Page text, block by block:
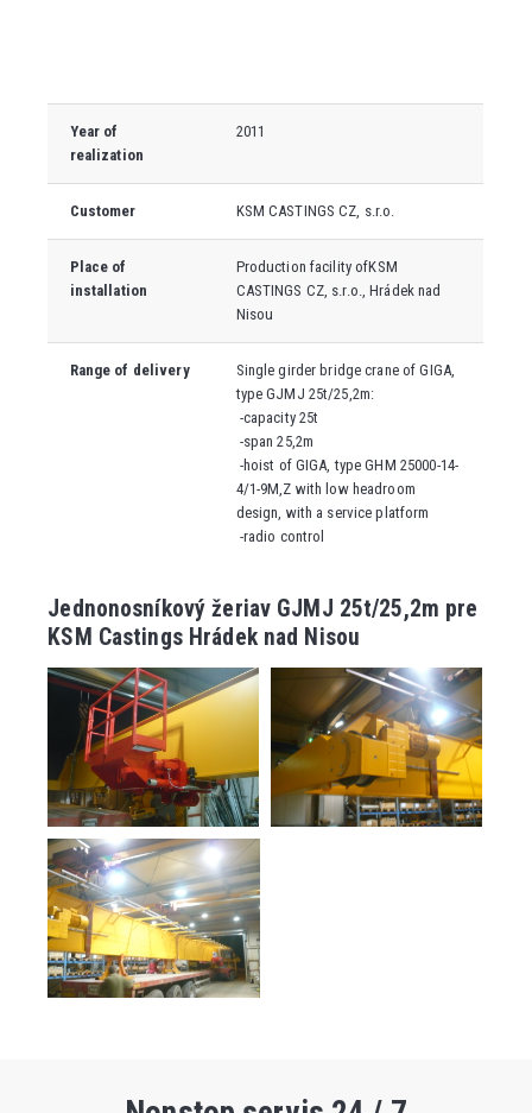
Year of
realization
2011
Customer KSM CASTINGS CZ, s.r.o.
Place of
installation
Production facility ofKSM
CASTINGS CZ, s.r.o., Hrádek nad
Nisou
Range of delivery
Single girder bridge crane of GIGA,
type GJMJ 25t/25,2m:
-capacity 25t
-span 25,2m
-hoist of GIGA, type GHM 25000-14-
4/1-9M,Z with low headroom
design, with a service platform
-radio control
Jednonosníkový žeriav GJMJ 25t/25,2m pre
KSM Castings Hrádek nad Nisou